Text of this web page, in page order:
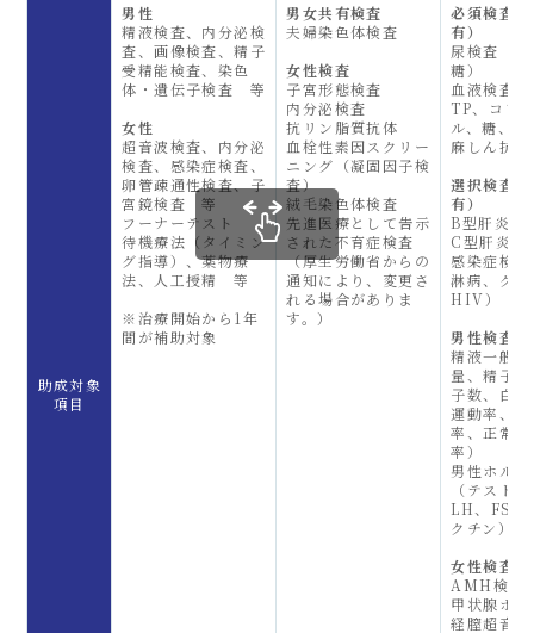
助成対象
項目
男性
精液検査、内分泌検
査、画像検査、精子
受精能検査、染色
体・遺伝子検査 等
女性
超音波検査、内分泌
検査、感染症検査、
卵管疎通性検査、子
宮鏡検査 等
フーナーテスト
待機療法（タイミン
グ指導）、薬物療
法、人工授精 等
※治療開始から1年
間が補助対象
男女共有検査
夫婦染色体検査
女性検査
子宮形態検査
内分泌検査
抗リン脂質抗体
血栓性素因スクリー
ニング（凝固因子検
査）
絨毛染色体検査
先進医療として告示
された不育症検査
（厚生労働省からの
通知により、変更さ
れる場合がありま
す。）
必須検査
有）
尿検査（
糖）
血液検査
TP、コレ
ル、糖、
麻しん抗
選択検査
有）
B型肝炎検
C型肝炎検
感染症検
淋病、ク
HIV）
男性検査
精液一般
量、精子
子数、白
運動率、
率、正常
率）
男性ホル
（テスト
LH、FSH
クチン）
女性検査
AMH検査
甲状腺ホ
経膣超音